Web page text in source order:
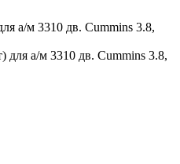
а/м 3310 дв. Cummins 3.8,